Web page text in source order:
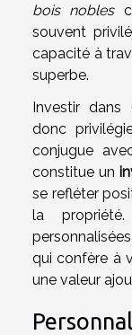
bois nobles
souvent
capacité à
superbe.
Investir dans
donc
conjugue
constitue un
se refléter
la
qui confère à
une valeur